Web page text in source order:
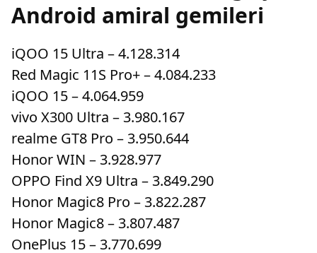
Android amiral gemileri
iQOO 15 Ultra – 4.128.314
Red Magic 11S Pro+ – 4.084.233
iQOO 15 – 4.064.959
vivo X300 Ultra – 3.980.167
realme GT8 Pro – 3.950.644
Honor WIN – 3.928.977
OPPO Find X9 Ultra – 3.849.290
Honor Magic8 Pro – 3.822.287
Honor Magic8 – 3.807.487
OnePlus 15 – 3.770.699